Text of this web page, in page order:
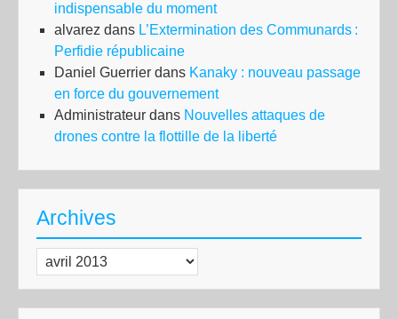
indispensable du moment
alvarez dans L’Extermination des Communards :
Perfidie républicaine
Daniel Guerrier dans Kanaky : nouveau passage
en force du gouvernement
Administrateur dans Nouvelles attaques de
drones contre la flottille de la liberté
Archives
Archives